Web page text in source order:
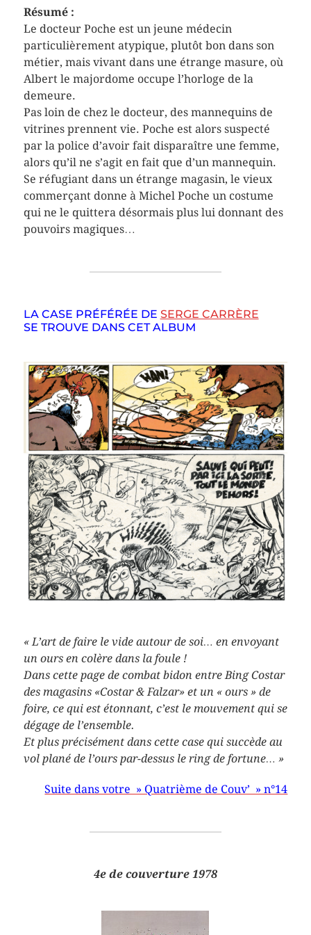
Résumé :
Le docteur Poche est un jeune médecin
particulièrement atypique, plutôt bon dans son
métier, mais vivant dans une étrange masure, où
Albert le majordome occupe l’horloge de la
demeure.
Pas loin de chez le docteur, des mannequins de
vitrines prennent vie. Poche est alors suspecté
par la police d’avoir fait disparaître une femme,
alors qu’il ne s’agit en fait que d’un mannequin.
Se réfugiant dans un étrange magasin, le vieux
commerçant donne à Michel Poche un costume
qui ne le quittera désormais plus lui donnant des
pouvoirs magiques…
LA CASE PRÉFÉRÉE DE SERGE CARRÈRE
SE TROUVE DANS CET ALBUM
« L’art de faire le vide autour de soi… en envoyant
un ours en colère dans la foule !
Dans cette page de combat bidon entre Bing Costar
des magasins «Costar & Falzar» et un « ours » de
foire, ce qui est étonnant, c’est le mouvement qui se
dégage de l’ensemble.
Et plus précisément dans cette case qui succède au
vol plané de l’ours par-dessus le ring de fortune… »
Suite dans votre » Quatrième de Couv’ » n°14
4e de couverture 1978